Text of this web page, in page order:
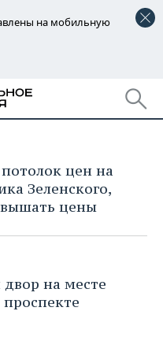
на мобильную
цен на
Зеленского,
цены
двор на месте